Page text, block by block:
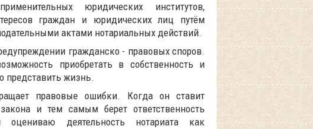
юридических институтов,
граждан и юридических лиц путём
актами нотариальных действий.
гражданско - правовых споров.
приобретать в собственность и
представить жизнь.
правовые ошибки. Когда он ставит
и тем самым берет ответственность
деятельность нотариата как